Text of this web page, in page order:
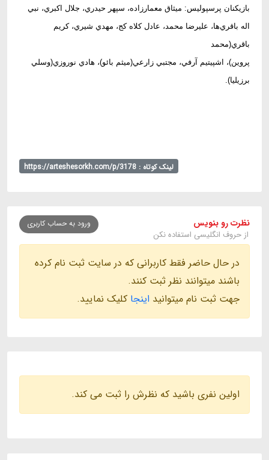
بازيكنان پرسپوليس: ميثاق معمارزاده، سپهر حيدري، جلال اكبري، نبي
اله باقري‌ها، عليرضا محمد، عادل كلاه كج، مهدي شيري، كريم
باقري(محمد
پروين)، اشپيتيم آرفي، مجتبي زارعي(ميثم بائو)، هادي نوروزي(وسلي
برزيليا).
لینک کوتاه : https://arteshesorkh.com/p/3178
نظرت رو بنویس
از حروف انگلیسی استفاده نکن
ورود به حساب کاربری
در حال حاضر فقط کاربرانی که در سایت ثبت نام کرده
باشند میتوانند نظر ثبت کنند.
جهت ثبت نام میتوانید اینجا کلیک نمایید.
اولین نفری باشید که نظرش را ثبت می کند.